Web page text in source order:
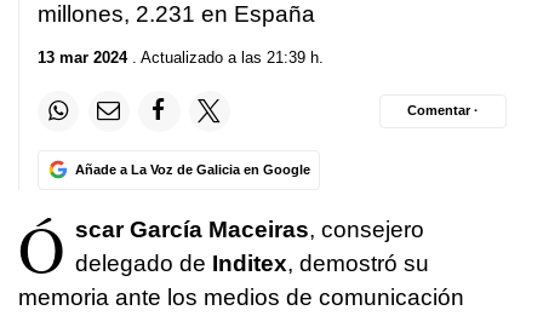
millones, 2.231 en España
13 mar 2024. Actualizado a las 21:39 h.
Añade a La Voz de Galicia en Google
Comentar ·
Ó scar García Maceiras, consejero
delegado de Inditex, demostró su
memoria ante los medios de comunicación